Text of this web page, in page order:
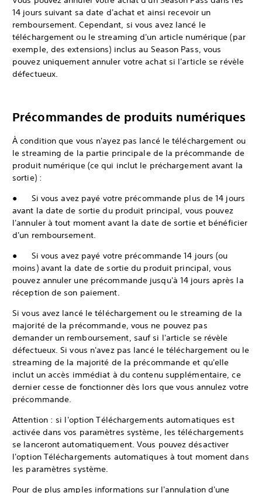
14 jours suivant sa date d'achat et ainsi recevoir un
remboursement. Cependant, si vous avez lancé le
téléchargement ou le streaming d'un article numérique (par
exemple, des extensions) inclus au Season Pass, vous
pouvez uniquement annuler votre achat si l'article se révèle
défectueux.
Précommandes de produits numériques
À condition que vous n'ayez pas lancé le téléchargement ou
le streaming de la partie principale de la précommande de
produit numérique (ce qui inclut le préchargement avant la
sortie) :
● Si vous avez payé votre précommande plus de 14 jours
avant la date de sortie du produit principal, vous pouvez
l'annuler à tout moment avant la date de sortie et bénéficier
d'un remboursement.
● Si vous avez payé votre précommande 14 jours (ou
moins) avant la date de sortie du produit principal, vous
pouvez annuler une précommande jusqu'à 14 jours après la
réception de son paiement.
Si vous avez lancé le téléchargement ou le streaming de la
majorité de la précommande, vous ne pouvez pas
demander un remboursement, sauf si l'article se révèle
défectueux. Si vous n'avez pas lancé le téléchargement ou le
streaming de la majorité de la précommande et qu'elle
inclut un accès immédiat à du contenu supplémentaire, ce
dernier cesse de fonctionner dès lors que vous annulez votre
précommande.
Attention : si l'option Téléchargements automatiques est
activée dans vos paramètres système, les téléchargements
se lanceront automatiquement. Vous pouvez désactiver
l'option Téléchargements automatiques à tout moment dans
les paramètres système.
Pour de plus amples informations sur l'annulation d'une